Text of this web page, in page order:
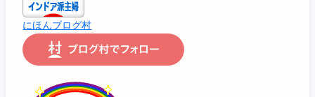
にほんブログ村